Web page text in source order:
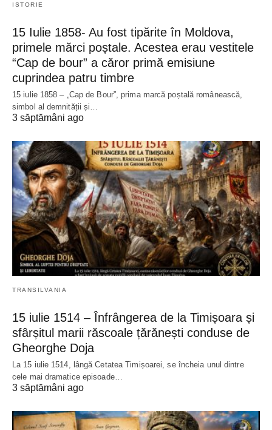
ISTORIE
15 Iulie 1858- Au fost tipărite în Moldova,
primele mărci poștale. Acestea erau vestitele
“Cap de bour” a căror primă emisiune
cuprindea patru timbre
15 iulie 1858 – „Cap de Bour”, prima marcă poștală românească,
simbol al demnității și…
3 săptămâni ago
TRANSILVANIA
15 iulie 1514 – Înfrângerea de la Timișoara și
sfârșitul marii răscoale țărănești conduse de
Gheorghe Doja
La 15 iulie 1514, lângă Cetatea Timișoarei, se încheia unul dintre
cele mai dramatice episoade…
3 săptămâni ago